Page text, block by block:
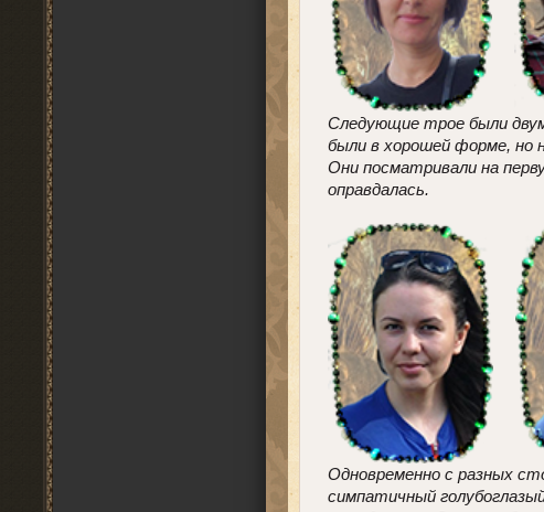
Следующие трое были
были в хорошей форме, но
Они посматривали на
оправдалась.
Одновременно с разных
симпатичный